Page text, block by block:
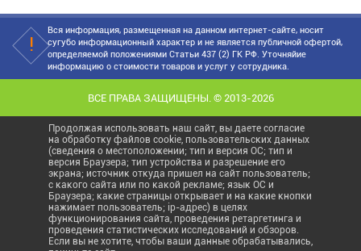
Вся информация, размещенная на данном интернет-сайте, носит
сугубо информационный характер и не является публичной офертой,
определяемой положениями Статьи 437 (2) ГК РФ. Уточняйие
информацию о стоимости товаров и услуг у сотрудника.
ВСЕ ПРАВА ЗАЩИЩЕНЫ. © 2013-2026
Продолжая использовать наш сайт, вы даете согласие
на обработку файлов cookie, пользовательских данных
(сведения о местоположении; тип и версия ОС; тип и
версия Браузера; тип устройства и разрешение его
экрана; источник откуда пришел на сайт пользователь;
с какого сайта или по какой рекламе; язык ОС и
Браузера; какие страницы открывает и на какие кнопки
нажимает пользователь; ip-адрес) в целях
функционирования сайта, проведения ретаргетинга и
проведения статистических исследований и обзоров.
Если вы не хотите, чтобы ваши данные обрабатывались,